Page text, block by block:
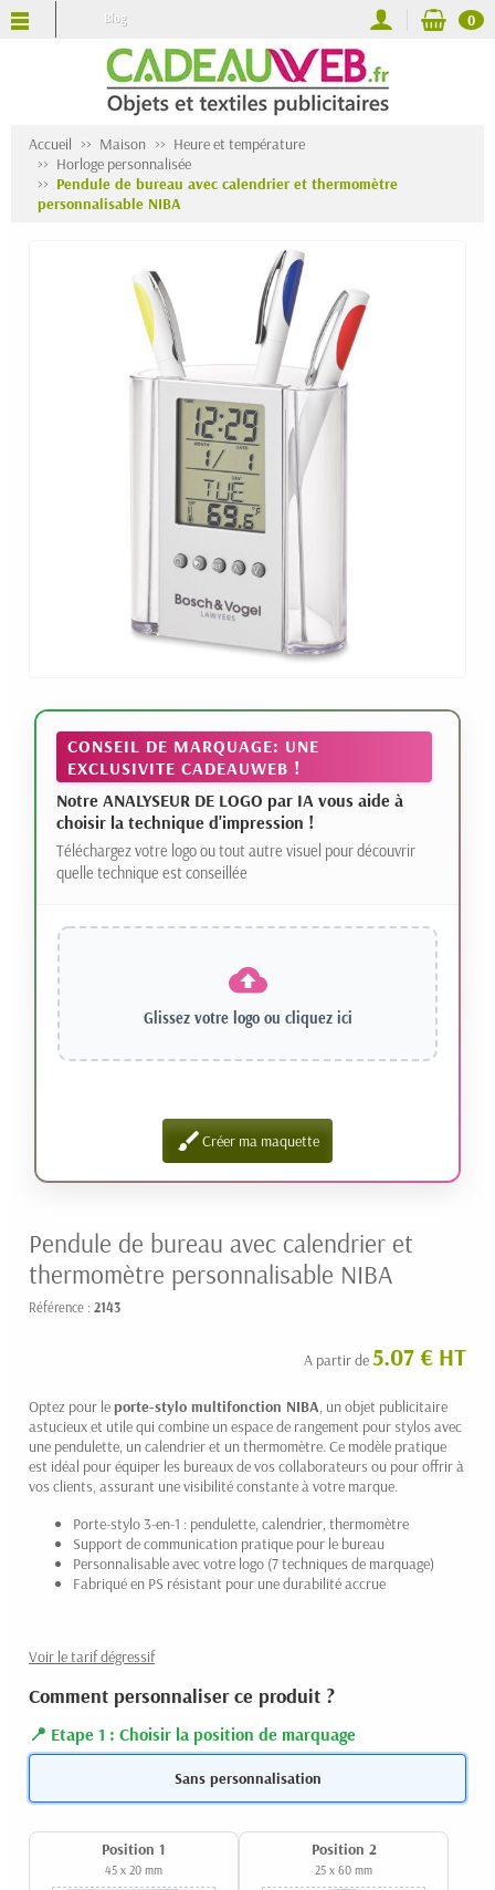
Blog 0
Accueil Maison
Heure et température
Horloge personnalisée
Pendule de bureau avec calendrier et thermomètre
personnalisable NIBA
CONSEIL DE MARQUAGE: UNE
EXCLUSIVITE CADEAUWEB !
Notre ANALYSEUR DE LOGO par IA vous aide à
choisir la technique d'impression !
Téléchargez votre logo ou tout autre visuel pour découvrir
quelle technique est conseillée
Glissez votre logo ou cliquez ici
brushCréer ma maquette
Pendule de bureau avec calendrier et
thermomètre personnalisable NIBA
Référence : 2143
A partir de5.07 € HT
Optez pour leporte-stylo multifonction NIBA , un objet publicitaire
astucieux et utile qui combine un espace de rangement pour stylos avec
une pendulette, un calendrier et un thermomètre. Ce modèle pratique
est idéal pour équiper les bureaux de vos collaborateurs ou pour offrir à
vos clients, assurant une visibilité constante à votre marque.
Porte-stylo 3-en-1 : pendulette, calendrier, thermomètre
Support de communication pratique pour le bureau
Personnalisable avec votre logo (7 techniques de marquage)
Fabriqué en PS résistant pour une durabilité accrue
Voir le tarif dégressif
Comment personnaliser ce produit ?
Etape 1 : Choisir la position de marquage
Sans personnalisation
Position 1
45 x 20 mm
Position 2
25 x 60 mm